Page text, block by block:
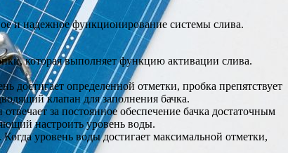
и надежное функционирование системы слива.
которая выполняет функцию активации слива.
достигает определенной отметки, пробка препятствует
клапан для заполнения бачка.
за постоянное обеспечение бачка достаточным
настроить уровень воды.
уровень воды достигает максимальной отметки,